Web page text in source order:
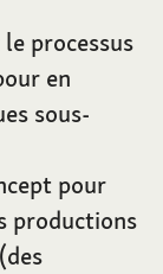
processus
en
sous-
pour
productions